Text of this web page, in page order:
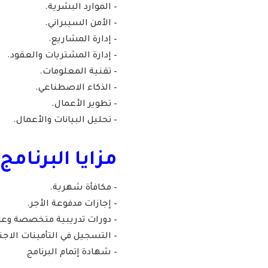
– الموارد البشرية.
– الأمن السيبراني.
– إدارة المشاريع.
– إدارة المشتريات والعقود.
– تقنية المعلومات.
– الذكاء الاصطناعي.
– تطوير الأعمال.
– تحليل البيانات والأعمال.
مزايا
– مكافأة شهرية.
– إجازات مدفوعة الأجر.
– دورات تدريبية متخصصة
– التسجيل في التأمينات
– شهادة إتمام البرنامج